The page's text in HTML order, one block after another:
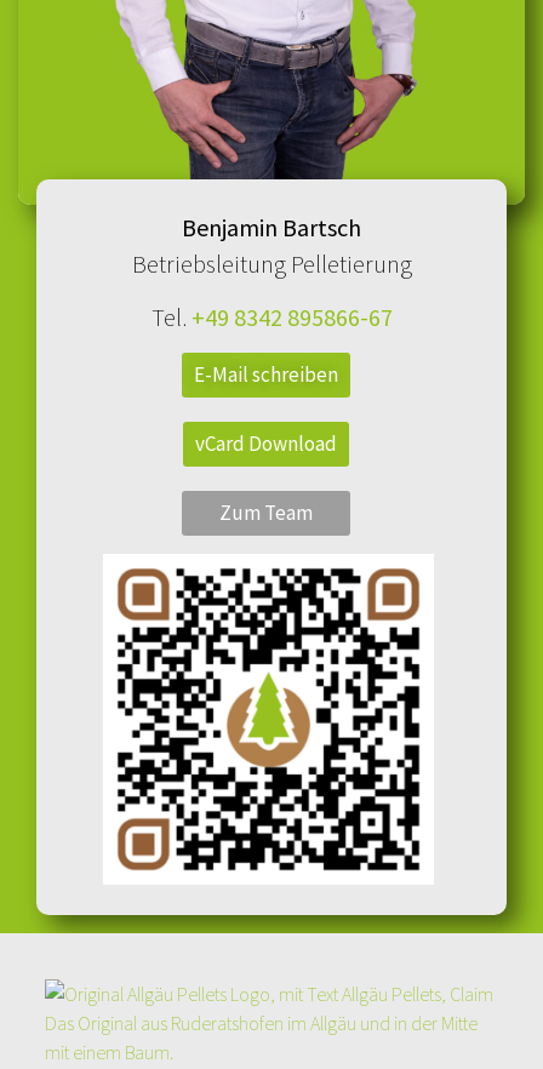
Benjamin Bartsch
Betriebsleitung Pelletierung
Tel. +49 8342 895866-67
E-Mail schreiben
vCard Download
Zum Team